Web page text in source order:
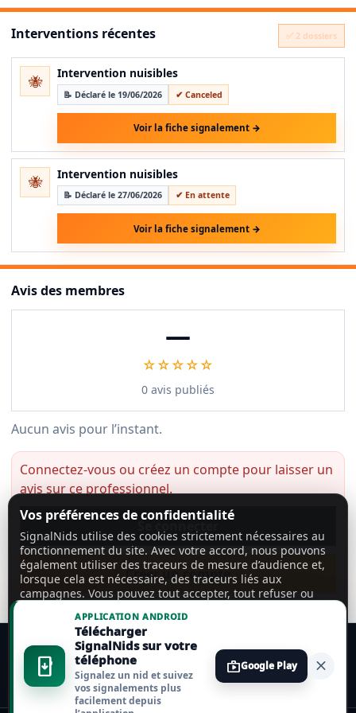
Interventions récentes ✅ 2 dossiers
🐝 Intervention nuisibles
📝 Déclaré le 19/06/2026 ✔ Canceled
Voir la fiche signalement →
🐝 Intervention nuisibles
📝 Déclaré le 27/06/2026 ✔ En attente
Voir la fiche signalement →
Avis des membres
—
☆☆☆☆☆
0 avis publiés
Aucun avis pour l’instant.
Connectez-vous ou créez un compte pour laisser un
avis sur ce professionnel.
Créer un compte
install_mobile
APPLICATION ANDROID
Télécharger
SignalNids sur votre
téléphone
Signalez un nid et suivez
vos signalements plus
facilement depuis
shopGoogle Play close
Vos préférences de confidentialité
SignalNids utilise des cookies strictement nécessaires au
fonctionnement du site. Avec votre accord, nous pouvons
également utiliser des traceurs de mesure d’audience et,
lorsque cela est nécessaire, des traceurs liés aux
campagnes. Vous pouvez tout accepter, tout refuser ou
Tout accepter
Tout refuser